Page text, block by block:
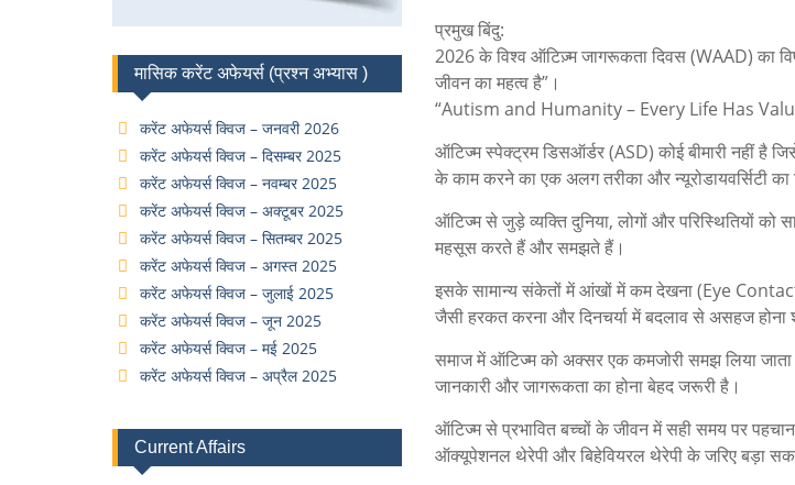
प्रमुख बिंदु:
2026 के विश्व ऑटिज़्म जागरूकता दिवस (WAAD) का
जीवन का महत्व है”।
“Autism and Humanity – Every Life Has
ऑटिज्म स्पेक्ट्रम डिसऑर्डर (ASD) कोई बीमारी नहीं है
के काम करने का एक अलग तरीका और न्यूरोडायवर्सिटी का
ऑटिज्म से जुड़े व्यक्ति दुनिया, लोगों और परिस्थितियों को
महसूस करते हैं और समझते हैं।
इसके सामान्य संकेतों में आंखों में कम देखना (Eye Contact
जैसी हरकत करना और दिनचर्या में बदलाव से असहज होना
समाज में ऑटिज्म को अक्सर एक कमजोरी समझ लिया
जानकारी और जागरूकता का होना बेहद जरूरी है।
ऑटिज्म से प्रभावित बच्चों के जीवन में सही समय पर
ऑक्यूपेशनल थेरेपी और बिहेवियरल थेरेपी के जरिए बड़ा
मासिक करेंट अफेयर्स (प्रश्न अभ्यास )
करेंट अफेयर्स क्विज – जनवरी 2026
करेंट अफेयर्स क्विज – दिसम्बर 2025
करेंट अफेयर्स क्विज – नवम्बर 2025
करेंट अफेयर्स क्विज – अक्टूबर 2025
करेंट अफेयर्स क्विज – सितम्बर 2025
करेंट अफेयर्स क्विज – अगस्त 2025
करेंट अफेयर्स क्विज – जुलाई 2025
करेंट अफेयर्स क्विज – जून 2025
करेंट अफेयर्स क्विज – मई 2025
करेंट अफेयर्स क्विज – अप्रैल 2025
Current Affairs